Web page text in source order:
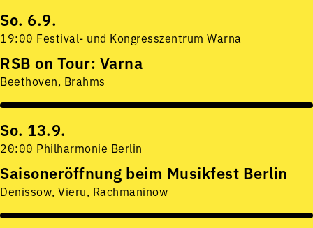
So. 6.9.
19:00 Festival- und Kongresszentrum Warna
RSB on Tour: Varna
Beethoven, Brahms
So. 13.9.
20:00 Philharmonie Berlin
Saisoneröffnung beim Musikfest Berlin
Denissow, Vieru, Rachmaninow